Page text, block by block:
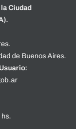
Ciudad
de Buenos Aires.